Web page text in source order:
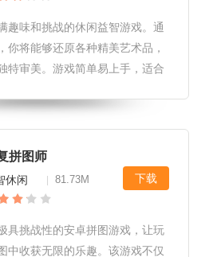
趣味和挑战的休闲益智游戏。通
你将能够还原各种精美艺术品，
特审美。游戏简单易上手，适合
感。修复艺术游戏亮点<p>修复
闲
拼图师
休闲 81.73M 下载
具挑战性的安卓拼图游戏，让玩
中收获无限的乐趣。该游戏不仅